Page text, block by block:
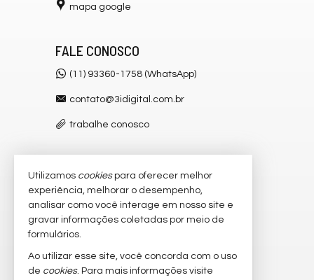
mapa google
FALE CONOSCO
(11) 93360-1758 (WhatsApp)
contato@3idigital.com.br
trabalhe conosco
VEJA MAIS
receba nosso newsletter
imóveis favoritos
Utilizamos cookiespara oferecer melhor
experiência, melhorar o desempenho,
analisar como você interage em nosso site e
gravar informações coletadas por meio de
formulários.
Ao utilizar esse site, você concorda com o uso
de cookies. Para mais informações visite